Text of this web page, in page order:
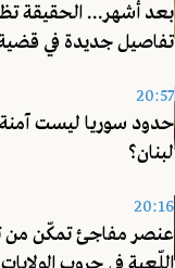
بعد أشهر... الحقيقة
تفاصيل جديدة في
20:57
حدود سوريا ليست
لبنان؟
20:16
عنصر مفاجئ تمكّن من